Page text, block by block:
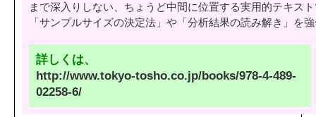
まで深入りしない、ちょうど中間に位置する実用的テキス
「サンプルサイズの決定法」や「分析結果の読み解き」を
詳しくは、
http://www.tokyo-tosho.co.jp/books/978-4-489-
02258-6/